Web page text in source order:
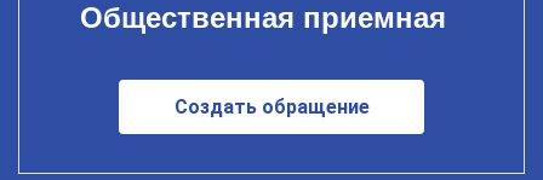
Общественная приемная
Создать обращение